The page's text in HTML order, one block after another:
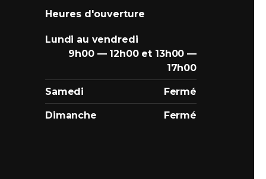
Heures d'ouverture
Lundi au vendredi
9h00 — 12h00 et 13h00 —
17h00
Samedi Fermé
Dimanche Fermé